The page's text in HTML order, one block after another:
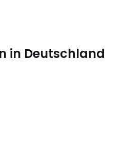
in Deutschland